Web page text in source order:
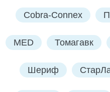
Cobra-Connex
MED Томагавк
Шериф